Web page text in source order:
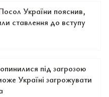
України пояснив,
ставлення до вступу
під загрозою
Україні загрожувати